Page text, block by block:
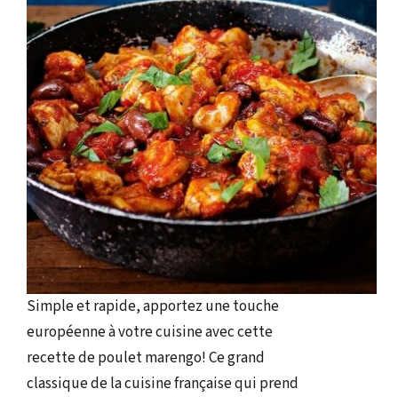
Simple et rapide, apportez une touche
européenne à votre cuisine avec cette
recette de poulet marengo! Ce grand
classique de la cuisine française qui prend